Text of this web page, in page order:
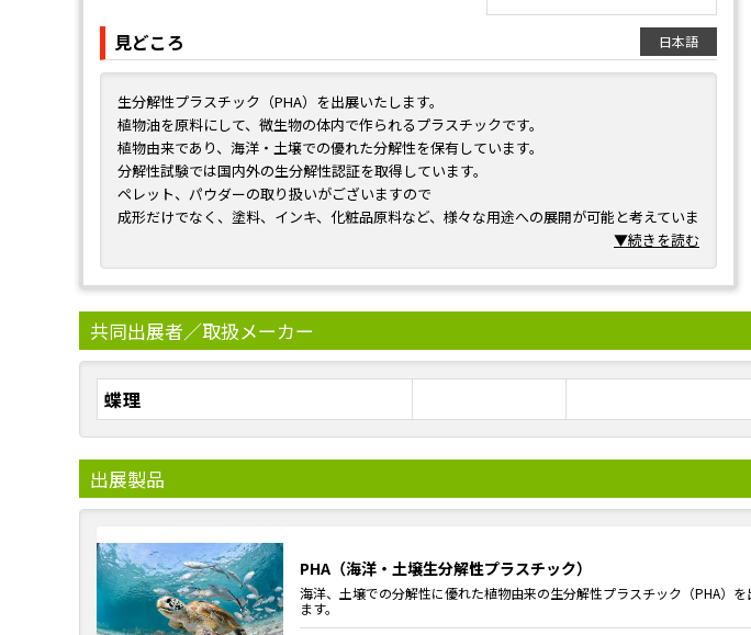
見どころ 日本語
生分解性プラスチック（PHA）を出展いたします。
植物油を原料にして、微生物の体内で作られるプラスチックです。
植物由来であり、海洋・土壌での優れた分解性を保有しています。
分解性試験では国内外の生分解性認証を取得しています。
ペレット、パウダーの取り扱いがございますので
成形だけでなく、塗料、インキ、化粧品原料など、様々な用途への展開が可能と考えていま
▼続きを読む
共同出展者／取扱メーカー
蝶理
出展製品
PHA（海洋・土壌生分解性プラスチック）
海洋、土壌での分解性に優れた植物由来の生分解性プラスチック（PHA）を
ます。